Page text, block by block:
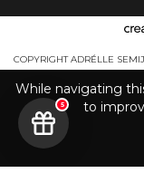
While navigating
to
COPYRIGHT ADRÉLLE
5